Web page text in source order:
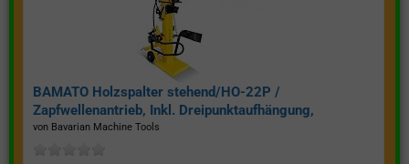
BAMATO Holzspalter stehend/HO-22P /
Zapfwellenantrieb, Inkl. Dreipunktaufhängung,
Spaltkraft 22 Tonnen*
von Bavarian Machine Tools